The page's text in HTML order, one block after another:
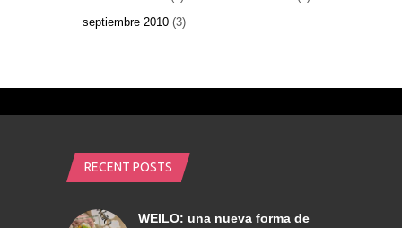
septiembre 2010(3)
RECENT POSTS
WEILO: una nueva forma de